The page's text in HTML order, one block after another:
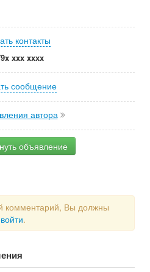
контакты
xxx xxxx
сообщение
автора
объявление
комментарий, Вы должны
войти.